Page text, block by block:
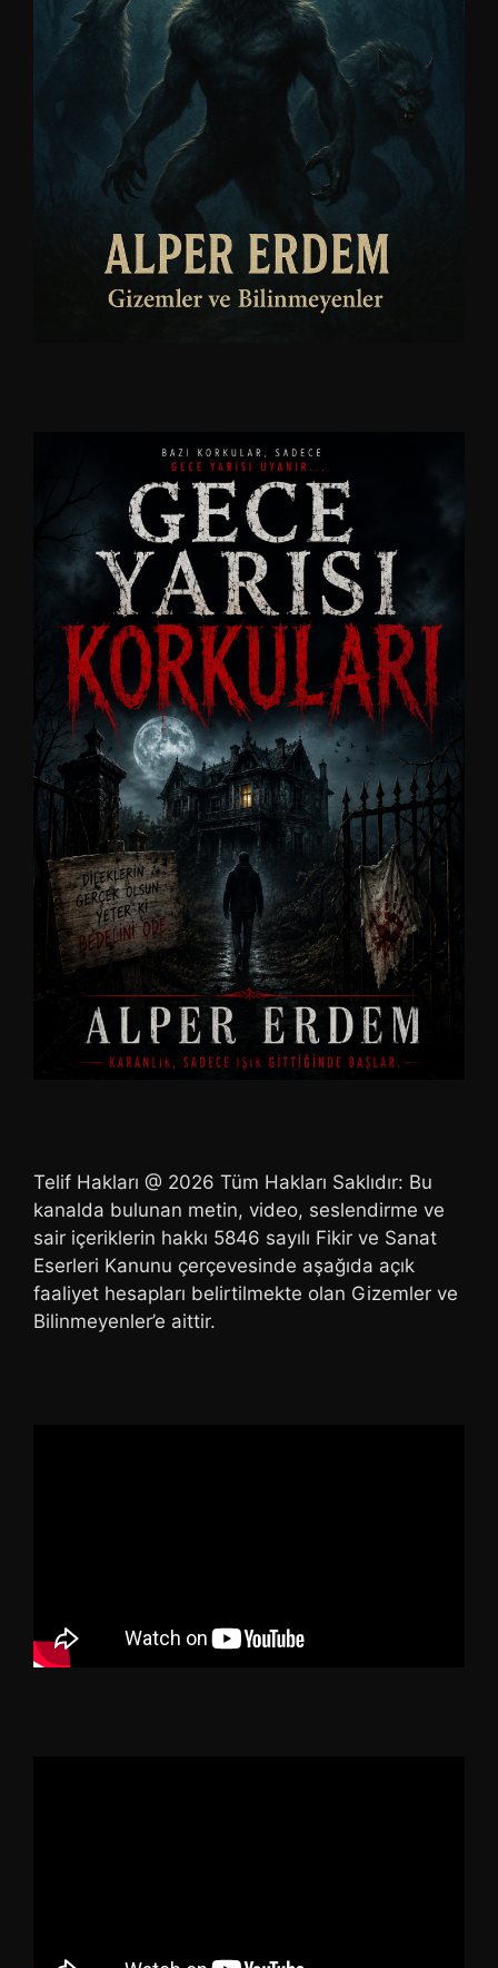
Telif Hakları @ 2026 Tüm Hakları Saklıdır: Bu
kanalda bulunan metin, video, seslendirme ve
sair içeriklerin hakkı 5846 sayılı Fikir ve Sanat
Eserleri Kanunu çerçevesinde aşağıda açık
faaliyet hesapları belirtilmekte olan Gizemler ve
Bilinmeyenler’e aittir.